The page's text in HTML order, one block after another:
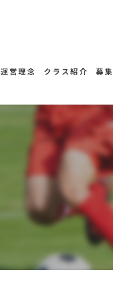
運営理念
コンセプト
クラス紹介 募